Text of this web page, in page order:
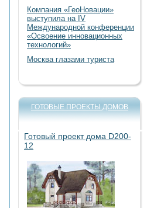
Компания «ГеоНовации»
выступила на IV
Международной конференции
«Освоение инновационных
технологий»
Москва глазами туриста
ГОТОВЫЕ ПРОЕКТЫ ДОМОВ
Готовый проект дома D200-
12